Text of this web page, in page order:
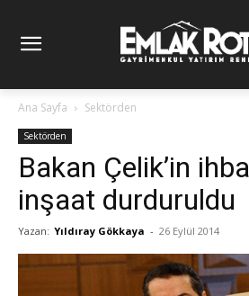
Ana Sayfa Sektörden
Sektörden
Bakan Çelik’in
inşaat durduruldu
Yazan: Yıldıray Gökkaya - 26 Eylül 2014